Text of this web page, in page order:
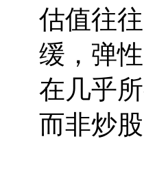
估值往
缓，弹
在几乎
而非炒